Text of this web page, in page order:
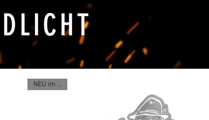
NEU im Shop